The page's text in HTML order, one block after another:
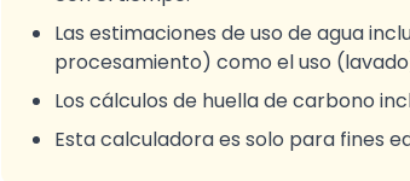
Las estimaciones de uso de agua
procesamiento) como el uso
Los cálculos de huella de carbono
Esta calculadora es solo para fines